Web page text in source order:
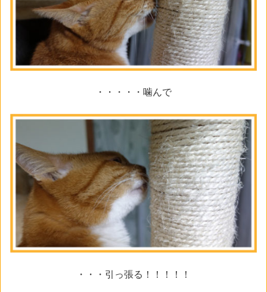
・・・・・噛んで
・・・引っ張る！！！！！